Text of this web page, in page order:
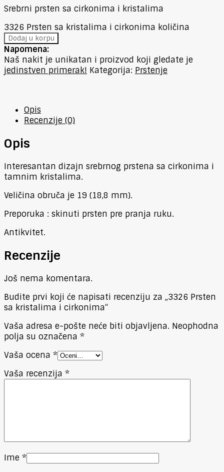
Srebrni prsten sa cirkonima i kristalima
3326 Prsten sa kristalima i cirkonima količina
Dodaj u korpu
Napomena:
Naš nakit je unikatan i proizvod koji gledate je
jedinstven primerak! Kategorija: Prstenje
Opis
Recenzije (0)
Opis
Interesantan dizajn srebrnog prstena sa cirkonima i
tamnim kristalima.
Veličina obruča je 19 (18,8 mm).
Preporuka : skinuti prsten pre pranja ruku.
Antikvitet.
Recenzije
Još nema komentara.
Budite prvi koji će napisati recenziju za „3326 Prsten
sa kristalima i cirkonima“
Vaša adresa e-pošte neće biti objavljena. Neophodna
polja su označena *
Vaša ocena *
Vaša recenzija *
Ime *